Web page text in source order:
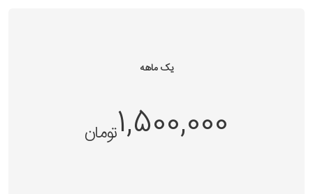
یک ماهه
1,500,000تومان